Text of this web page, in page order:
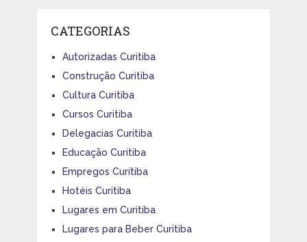
CATEGORIAS
Autorizadas Curitiba
Construção Curitiba
Cultura Curitiba
Cursos Curitiba
Delegacias Curitiba
Educação Curitiba
Empregos Curitiba
Hotéis Curitiba
Lugares em Curitiba
Lugares para Beber Curitiba